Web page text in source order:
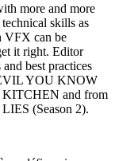
more and more
skills as
VFX can be
it right. Editor
best practices
YOU KNOW
KITCHEN and from
(Season 2).